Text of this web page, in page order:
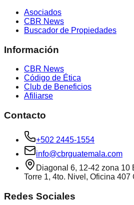
Asociados
CBR News
Buscador de Propiedades
Información
CBR News
Código de Ética
Club de Beneficios
Afiliarse
Contacto
+502 2445-1554
info@cbrguatemala.com
Diagonal 6, 12-42 zona 10
Torre 1, 4to. Nivel, Oficina 407
Redes Sociales